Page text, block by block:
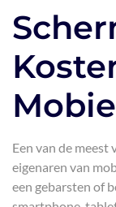
Een van de
eigenaren van
een gebarsten of